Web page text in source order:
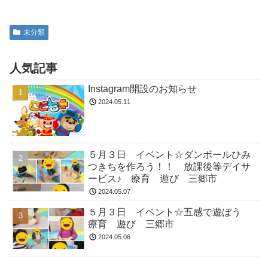
未分類
人気記事
Instagram開設のお知らせ
2024.05.11
５月３日 イベント☆ダンボールひみ
つきちを作ろう！！ 放課後等デイサ
ービス♪ 療育 遊び 三郷市
2024.05.07
５月３日 イベント☆五感で遊ぼう
療育 遊び 三郷市
2024.05.06